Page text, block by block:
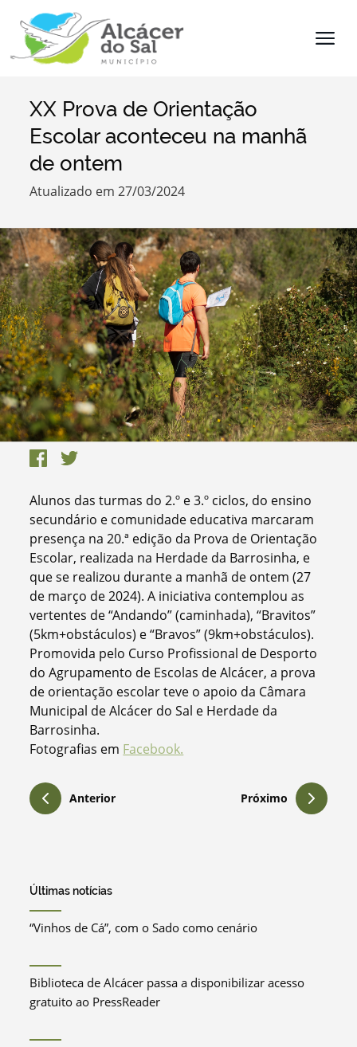
Termo de Pesquisa
Filtros
XX Prova de Orientação
Escolar aconteceu na manhã
de ontem
Atualizado em 27/03/2024
Alunos das turmas do 2.º e 3.º ciclos, do ensino
secundário e comunidade educativa marcaram
presença na 20.ª edição da Prova de Orientação
Escolar, realizada na Herdade da Barrosinha, e
que se realizou durante a manhã de ontem (27
de março de 2024). A iniciativa contemplou as
vertentes de “Andando” (caminhada), “Bravitos”
(5km+obstáculos) e “Bravos” (9km+obstáculos).
Promovida pelo Curso Profissional de Desporto
do Agrupamento de Escolas de Alcácer, a prova
de orientação escolar teve o apoio da Câmara
Municipal de Alcácer do Sal e Herdade da
Barrosinha.
Fotografias em Facebook.
Anterior Próximo
Últimas notícias
“Vinhos de Cá”, com o Sado como cenário
Biblioteca de Alcácer passa a disponibilizar acesso
gratuito ao PressReader